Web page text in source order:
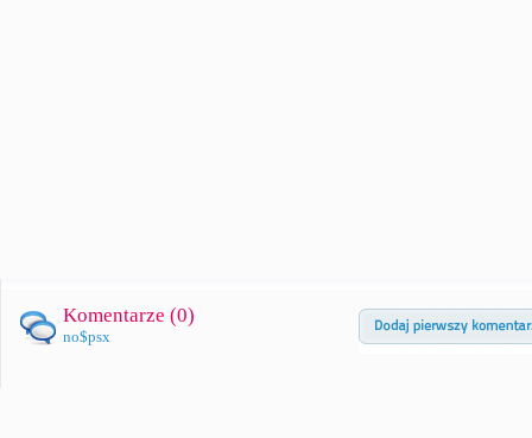
Komentarze (0)
no$psx